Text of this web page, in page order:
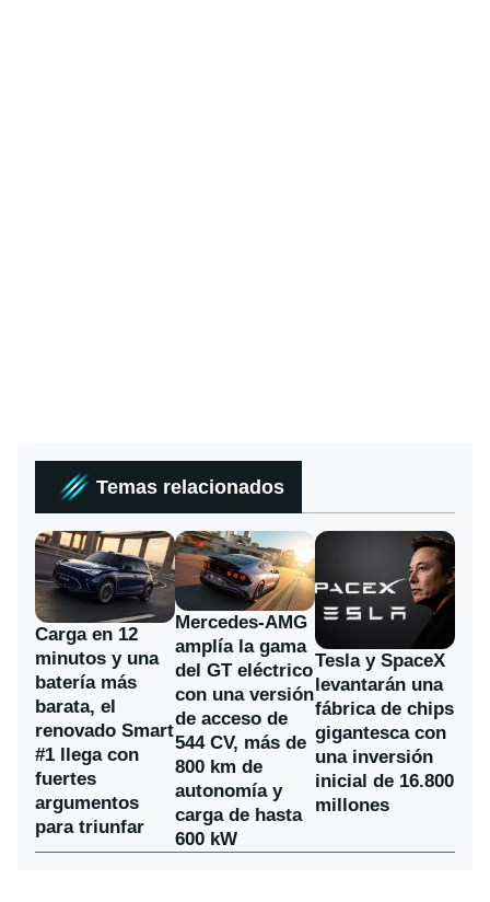
Temas relacionados
Carga en 12
minutos y una
batería más
barata, el
renovado Smart
#1 llega con
fuertes
argumentos
para triunfar
Mercedes-AMG
amplía la gama
del GT eléctrico
con una versión
de acceso de
544 CV, más de
800 km de
autonomía y
carga de hasta
600 kW
Tesla y SpaceX
levantarán una
fábrica de chips
gigantesca con
una inversión
inicial de 16.800
millones